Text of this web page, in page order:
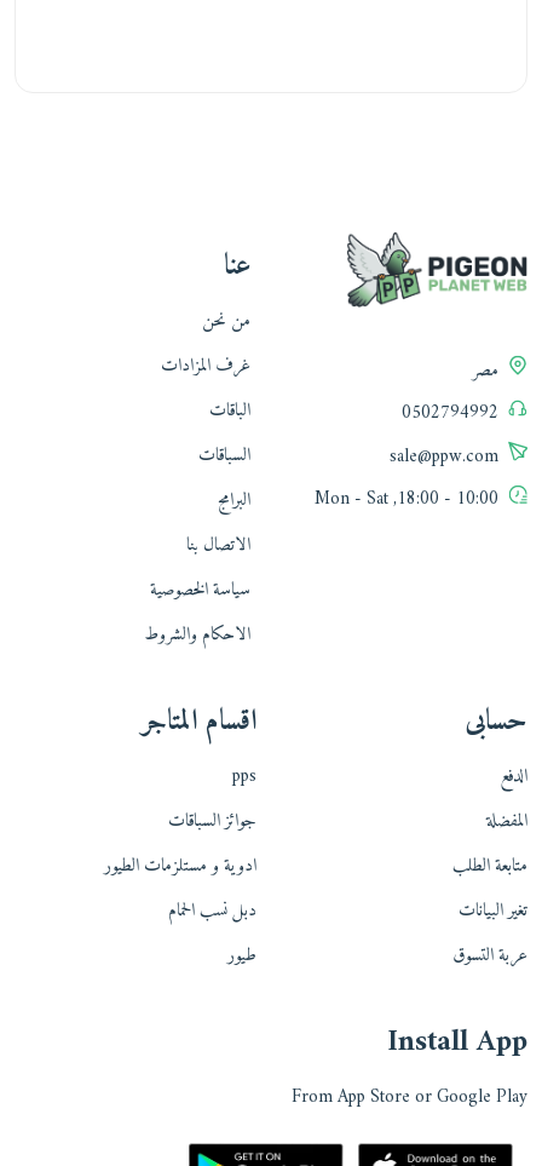
مصر
0502794992
sale@ppw.com
10:00 - 18:00, Mon - Sat
عنا
من نحن
غرف المزادات
الباقات
السباقات
البرامج
الاتصال بنا
سياسة الخصوصية
الاحكام والشروط
حسابى
الدفع
المفضلة
متابعة الطلب
تغير البيانات
عربة التسوق
اقسام المتاجر
pps
جوائز السباقات
ادوية و مستلزمات الطيور
دبل نسب الحمام
طيور
Install App
From App Store or Google Play